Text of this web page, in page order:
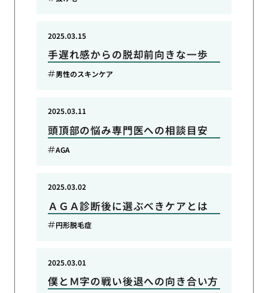
手遅れ感からの脱却前向きな一歩
2025.03.15
男性のスキンケア
頭頂部の悩み専門医への相談目安
2025.03.11
AGA
ＡＧＡ診断後に選ぶべきケアとは
2025.03.02
円形脱毛症
僕とＭ字の戦い後退への向き合い方
2025.03.01